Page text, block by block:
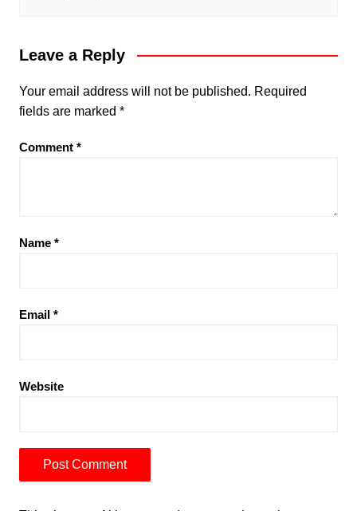
Leave a Reply
Your email address will not be published. Required
fields are marked *
Comment *
Name *
Email *
Website